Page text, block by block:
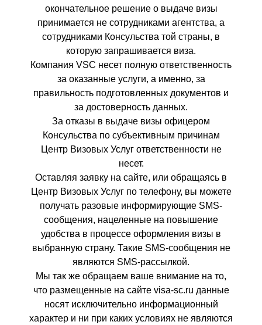
окончательное решение о выдаче визы
принимается не сотрудниками агентства, а
сотрудниками Консульства той страны, в
которую запрашивается виза.
Компания VSC несет полную ответственность
за оказанные услуги, а именно, за
правильность подготовленных документов и
за достоверность данных.
За отказы в выдаче визы офицером
Консульства по субъективным причинам
Центр Визовых Услуг ответственности не
несет.
Оставляя заявку на сайте, или обращаясь в
Центр Визовых Услуг по телефону, вы можете
получать разовые информирующие SMS-
сообщения, нацеленные на повышение
удобства в процессе оформления визы в
выбранную страну. Такие SMS-сообщения не
являются SMS-рассылкой.
Мы так же обращаем ваше внимание на то,
что размещенные на сайте visa-sc.ru данные
носят исключительно информационный
характер и ни при каких условиях не являются